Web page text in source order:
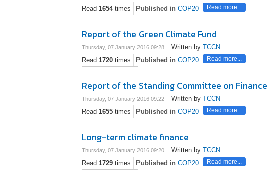
Read 1654times Published in COP20 Read more...
Report of the Green Climate Fund
Thursday, 07 January 2016 09:28 Written by TCCN
Read 1720 times Published in COP20 Read more...
Report of the Standing Committee on Finance
Thursday, 07 January 2016 09:22 Written by TCCN
Read 1655 times Published in COP20 Read more...
Long-term climate finance
Thursday, 07 January 2016 09:20 Written by TCCN
Read 1729 times Published in COP20 Read more...